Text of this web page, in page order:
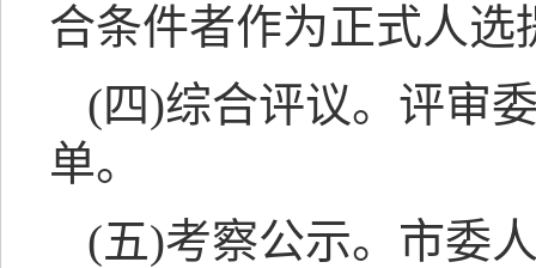
合条件者作为正式人
(四)综合评议。评审
单。
(五)考察公示。市委